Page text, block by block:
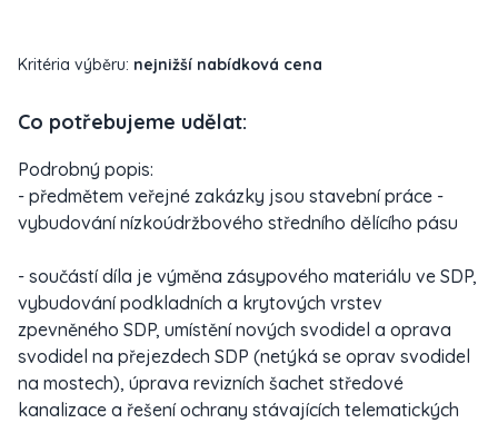
Kritéria výběru: nejnižší nabídková cena
Co potřebujeme udělat:
Podrobný popis:
- předmětem veřejné zakázky jsou stavební práce -
vybudování nízkoúdržbového středního dělícího pásu
- součástí díla je výměna zásypového materiálu ve SDP,
vybudování podkladních a krytových vrstev
zpevněného SDP, umístění nových svodidel a oprava
svodidel na přejezdech SDP (netýká se oprav svodidel
na mostech), úprava revizních šachet středové
kanalizace a řešení ochrany stávajících telematických